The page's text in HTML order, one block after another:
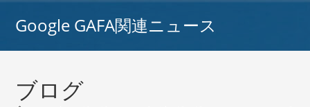
Google GAFA関連ニュース
ブログ